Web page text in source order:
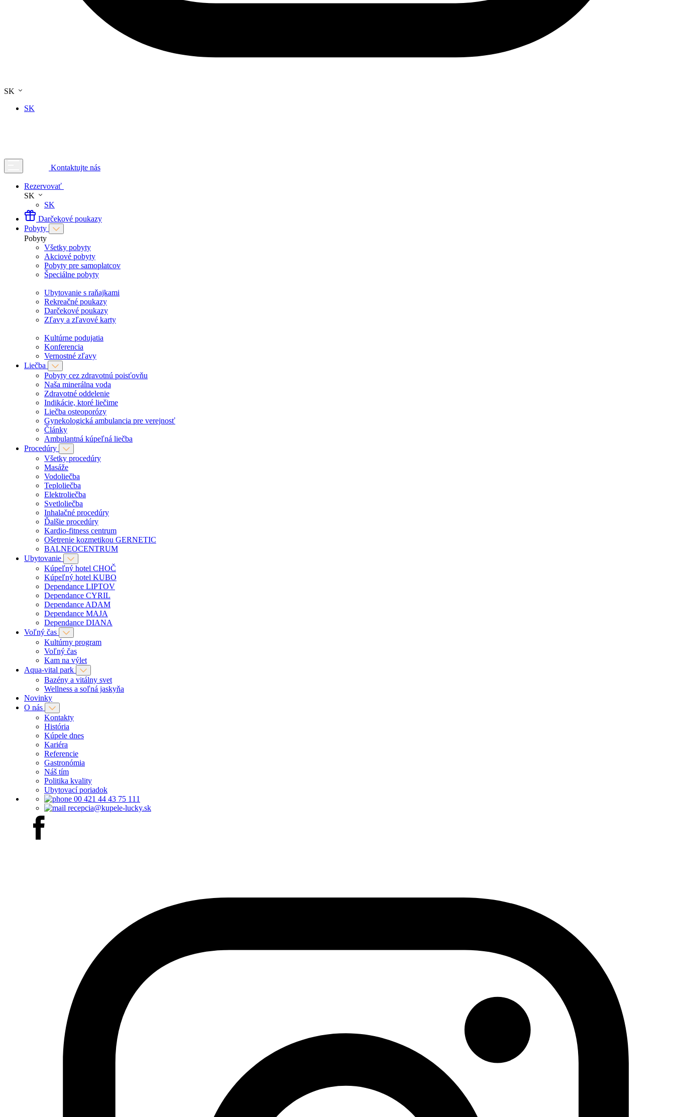
SK
SK
Kontaktujte nás
Rezervovať
SK
SK
Darčekové poukazy
Pobyty
Pobyty
Všetky pobyty
Akciové pobyty
Pobyty pre samoplatcov
Špeciálne pobyty
Ubytovanie s raňajkami
Rekreačné poukazy
Darčekové poukazy
Zľavy a zľavové karty
Kultúrne podujatia
Konferencia
Vernostné zľavy
Liečba
Pobyty cez zdravotnú poisťovňu
Naša minerálna voda
Zdravotné oddelenie
Indikácie, ktoré liečime
Liečba osteoporózy
Gynekologická ambulancia pre verejnosť
Články
Ambulantná kúpeľná liečba
Procedúry
Všetky procedúry
Masáže
Vodoliečba
Teploliečba
Elektroliečba
Svetloliečba
Inhalačné procedúry
Ďalšie procedúry
Kardio-fitness centrum
Ošetrenie kozmetikou GERNETIC
BALNEOCENTRUM
Ubytovanie
Kúpeľný hotel CHOČ
Kúpeľný hotel KUBO
Dependance LIPTOV
Dependance CYRIL
Dependance ADAM
Dependance MAJA
Dependance DIANA
Voľný čas
Kultúrny program
Voľný čas
Kam na výlet
Aqua-vital park
Bazény a vitálny svet
Wellness a soľná jaskyňa
Novinky
O nás
Kontakty
História
Kúpele dnes
Kariéra
Referencie
Gastronómia
Náš tím
Politika kvality
Ubytovací poriadok
00 421 44 43 75 111
recepcia@kupele-lucky.sk